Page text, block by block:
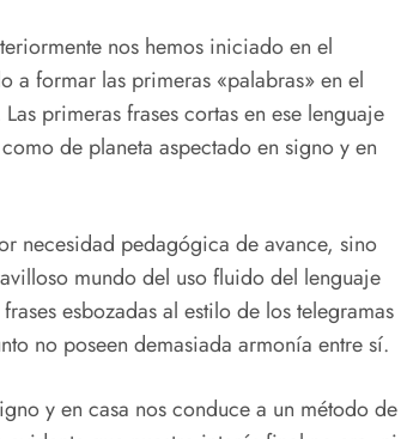
nos hemos iniciado en el
a formar las primeras «palabras» en el
primeras frases cortas en ese lenguaje
de planeta aspectado en signo y en
necesidad pedagógica de avance, sino
mundo del uso fluido del lenguaje
esbozadas al estilo de los telegramas
no poseen demasiada armonía entre sí.
y en casa nos conduce a un método de